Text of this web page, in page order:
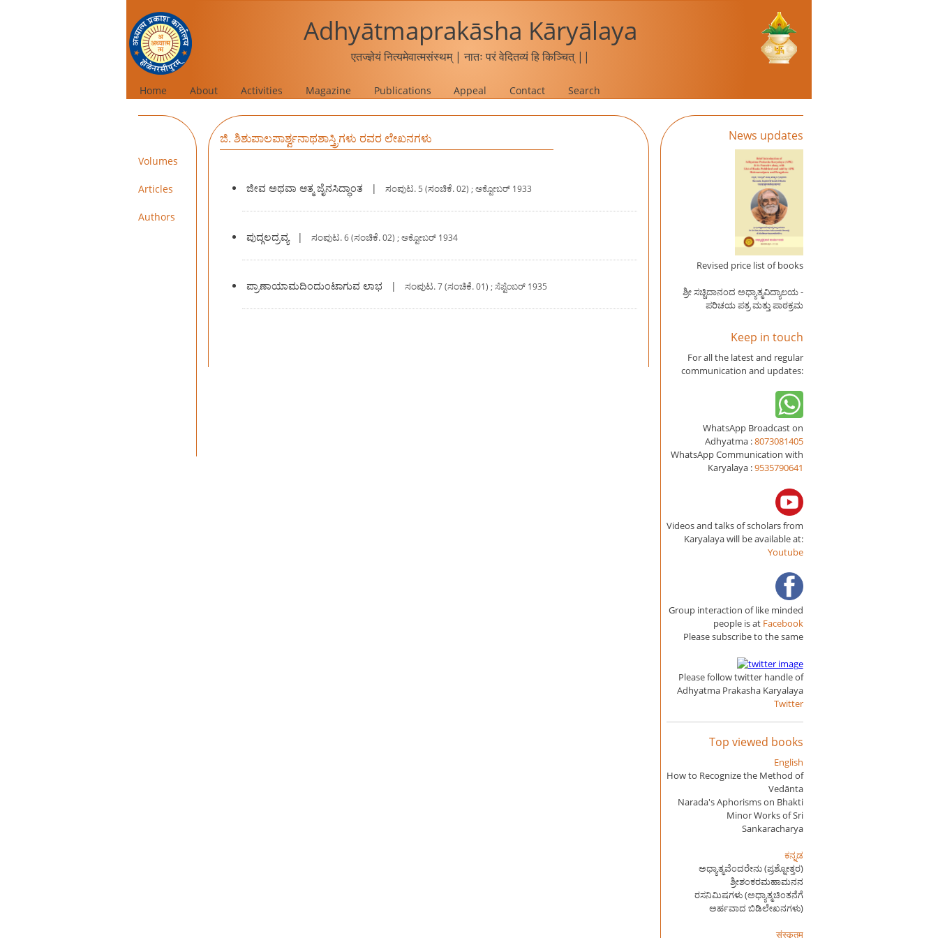
Adhyātmaprakāsha Kāryālaya
एतज्ज्ञेयं नित्यमेवात्मसंस्थम् | नातः परं वेदितव्यं हि किञ्चित् ||
Home About Activities Magazine Publications Appeal Contact Search
Volumes
Articles
Authors
ಜಿ. ಶಿಶುಪಾಲಪಾರ್ಶ್ವನಾಥಶಾಸ್ತ್ರಿಗಳು ರವರ ಲೇಖನಗಳು
ಜೀವ ಅಥವಾ ಆತ್ಮ ಜೈನಸಿದ್ಧಾಂತ | ಸಂಪುಟ. 5 (ಸಂಚಿಕೆ.02) ; ಅಕ್ಟೋಬರ್ 1933
ಪುದ್ಗಲದ್ರವ್ಯ | ಸಂಪುಟ.6 (ಸಂಚಿಕೆ.02) ; ಅಕ್ಟೋಬರ್ 1934
ಪ್ರಾಣಾಯಾಮದಿಂದುಂಟಾಗುವ ಲಾಭ | ಸಂಪುಟ.7 (ಸಂಚಿಕೆ.01) ; ಸೆಪ್ಟೆಂಬರ್ 1935
News updates
Revised price list of books
ಶ್ರೀ ಸಚ್ಚಿದಾನಂದ ಅಧ್ಯಾತ್ಮವಿದ್ಯಾಲಯ -
ಪರಿಚಯ ಪತ್ರ ಮತ್ತು ಪಾಠಕ್ರಮ
Keep in touch
For all the latest and regular
communication and updates:
WhatsApp Broadcast on
Adhyatma :8073081405
WhatsApp Communication with
Karyalaya :9535790641
Videos and talks of scholars from
Karyalaya will be available at:
Youtube
Group interaction of like minded
people is at Facebook
Please subscribe to the same
Please follow twitter handle of
Adhyatma Prakasha Karyalaya
Twitter
Top viewed books
English
How to Recognize the Method of
Vedānta
Narada's Aphorisms on Bhakti
Minor Works of Sri
Sankaracharya
ಕನ್ನಡ
ಅಧ್ಯಾತ್ಮವೆಂದರೇನು (ಪ್ರಶ್ನೋತ್ತರ)
ಶ್ರೀಶಂಕರಮಹಾಮನನ
ರಸನಿಮಿಷಗಳು (ಅಧ್ಯಾತ್ಮಚಿಂತನೆಗೆ
ಅರ್ಹವಾದ ಬಿಡಿಲೇಖನಗಳು)
संस्कृतम्